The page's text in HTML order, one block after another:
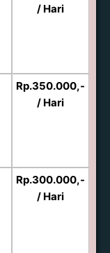
/ Hari
Rp.350.000,-
/ Hari
Rp.300.000,-
/ Hari